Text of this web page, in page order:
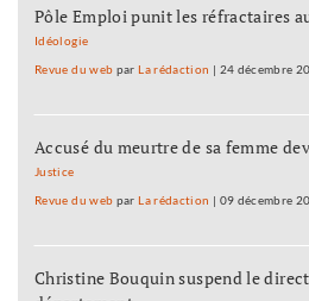
Pôle Emploi punit les réfractaires
Idéologie
Revue du web parLa rédaction | 24 décembre
Accusé du meurtre de sa femme
Justice
Revue du web parLa rédaction | 09 décembre
Christine Bouquin suspend le